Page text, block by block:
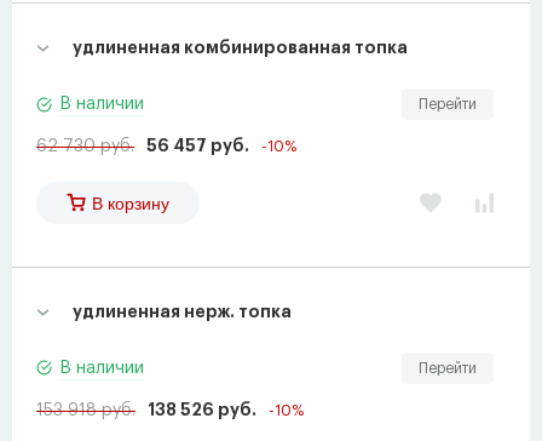
удлиненная комбинированная топка
Перейти
В наличии
62 730 руб. 56 457 руб. -10%
В корзину
удлиненная нерж. топка
Перейти
В наличии
153 918 руб. 138 526 руб. -10%